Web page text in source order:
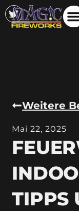
Weitere
Mai 22, 2025
TIPPS